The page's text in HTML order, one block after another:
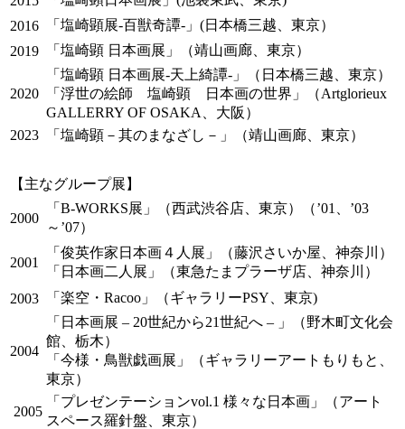
2016
「塩崎顕展-百獣奇譚-」(日本橋三越、東京）
2019
「塩崎顕 日本画展」（靖山画廊、東京）
2020
「塩崎顕 日本画展-天上綺譚-」（日本橋三越、東京）
「浮世の絵師 塩崎顕 日本画の世界」（Artglorieux
GALLERRY OF OSAKA、大阪）
2023
「塩崎顕－其のまなざし－」（靖山画廊、東京）
【主なグループ展】
2000
「B-WORKS展」（西武渋谷店、東京）（’01、’03
～’07）
2001
「俊英作家日本画４人展」（藤沢さいか屋、神奈川）
「日本画二人展」（東急たまプラーザ店、神奈川）
2003
「楽空・Racoo」（ギャラリーPSY、東京)
2004
「日本画展 – 20世紀から21世紀へ – 」（野木町文化会
館、栃木）
「今様・鳥獣戯画展」（ギャラリーアートもりもと、
東京）
2005
「プレゼンテーションvol.1 様々な日本画」（アート
スペース羅針盤、東京）